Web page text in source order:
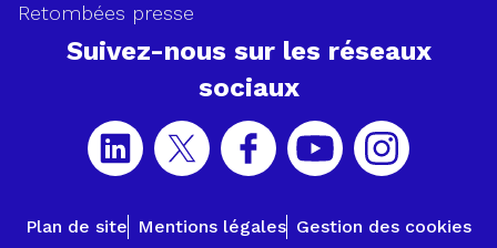
Retombées presse
Suivez-nous sur les réseaux
sociaux
Plan de site Mentions légales Gestion des cookies